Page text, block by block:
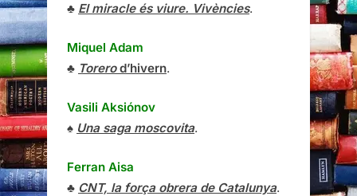
♣ El miracle és viure. Vivències.
Miquel Adam
♣ Torerod’hivern.
Vasili Aksiónov
♠ Una saga moscovita.
Ferran Aisa
♣ CNT, la força obrera de Catalunya.